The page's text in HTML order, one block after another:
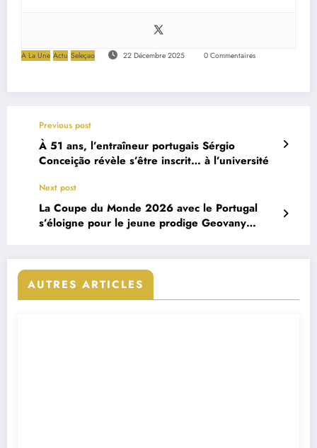
A La Une Actu Seleçao 22 Décembre 2025 0 Commentaires
Previous post
À 51 ans, l’entraîneur portugais Sérgio
Conceição révèle s’être inscrit… à l’université
Next post
La Coupe du Monde 2026 avec le Portugal
s’éloigne pour le jeune prodige Geovany
AUTRES ARTICLES